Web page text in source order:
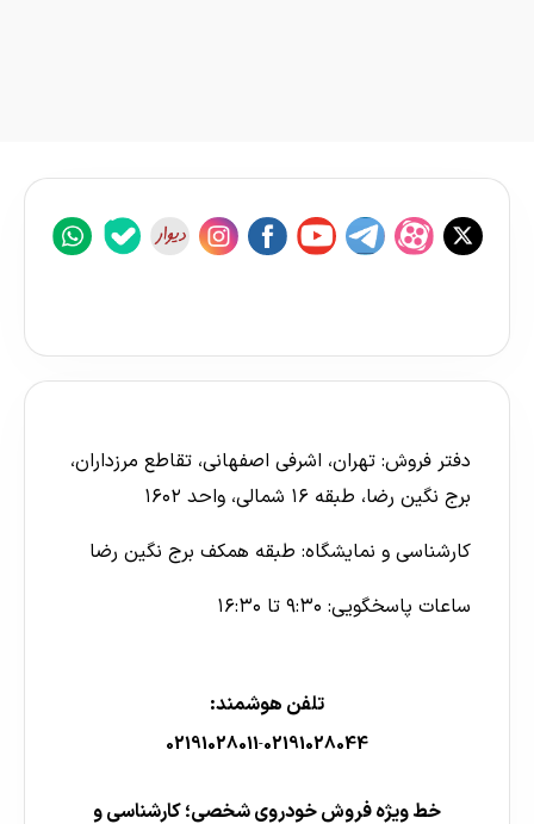
دفتر فروش: تهران، اشرفی اصفهانی، تقاطع مرزداران،
برج نگین رضا، طبقه ۱۶ شمالی، واحد ۱۶۰۲
کارشناسی و نمایشگاه: طبقه همکف برج نگین رضا
ساعات پاسخگویی: ۹:۳۰ تا ۱۶:۳۰
تلفن هوشمند:
02191028011-02191028044
خط ویژه فروش خودروی شخصی؛ کارشناسی و